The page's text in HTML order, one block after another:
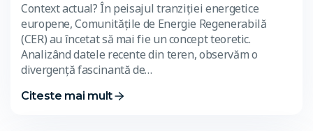
Context actual? În peisajul tranziției energetice
europene, Comunitățile de Energie Regenerabilă
(CER) au încetat să mai fie un concept teoretic.
Analizând datele recente din teren, observăm o
divergență fascinantă de…
Citeste mai mult